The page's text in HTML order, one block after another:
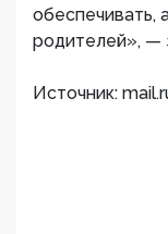
обеспечивать,
родителей», —
Источник: